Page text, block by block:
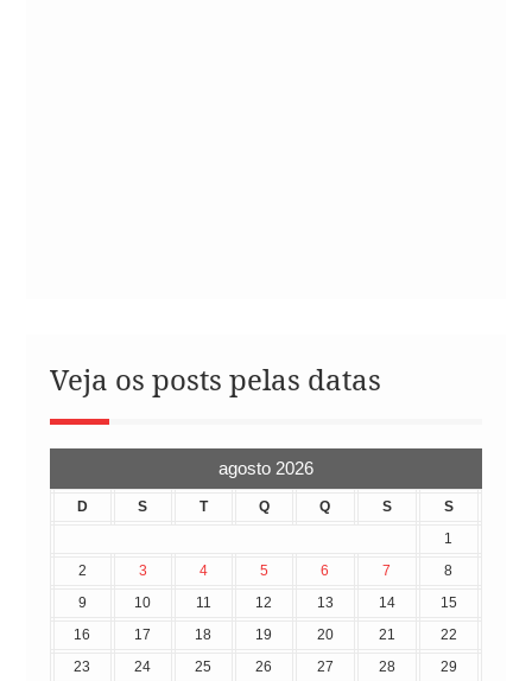
Veja os posts pelas datas
agosto 2026
D S T Q Q S
S
1
2
3 4 5 6 7
8
9
10 11 12 13 14
15
16
17 18 19 20 21
22
23
24 25 26 27 28
29